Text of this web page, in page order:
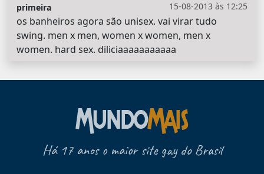
15-08-2013 às 12:25
primeira
os banheiros agora são unisex. vai virar tudo
swing. men x men, women x women, men x
women. hard sex. diliciaaaaaaaaaaa
Há 17 anos o maior site gay do Brasil